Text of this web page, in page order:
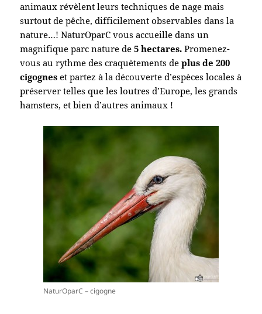
animaux révèlent leurs techniques de nage mais
surtout de pêche, difficilement observables dans la
nature…! NaturOparC vous accueille dans un
magnifique parc nature de 5 hectares. Promenez-
vous au rythme des craquètements deplus de 200
cigognes et partez à la découverte d’espèces locales à
préserver telles que les loutres d’Europe, les grands
hamsters, et bien d’autres animaux !
NaturOparC – cigogne